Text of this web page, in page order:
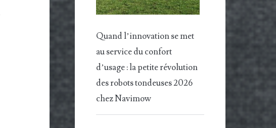
Quand l’innovation se met
au service du confort
d’usage : la petite révolution
des robots tondeuses 2026
chez Navimow